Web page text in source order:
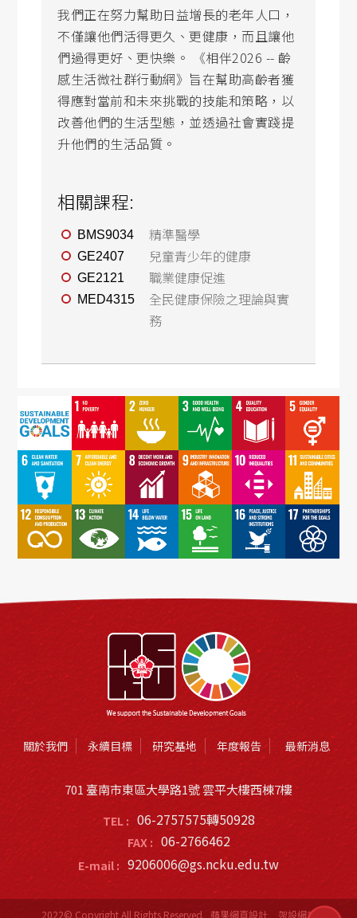
我們正在努力幫助日益增長的老年人口，
不僅讓他們活得更久、更健康，而且讓他
們過得更好、更快樂。 《相伴2026 -- 齡
感生活微社群行動網》旨在幫助高齡者獲
得應對當前和未來挑戰的技能和策略，以
改善他們的生活型態，並透過社會實踐提
升他們的生活品質。
相關課程:
BMS9034 精準醫學
GE2407 兒童青少年的健康
GE2121 職業健康促進
MED4315
全民健康保險之理論與實
務
關於我們 永續目標 研究基地 年度報告 最新消息
701 臺南市東區大學路1號 雲平大樓西棟7樓
TEL : 06-2757575轉50928
FAX : 06-2766462
E-mail : 9206006@gs.ncku.edu.tw
2022© Copyright All Rights Reserved 蘋果網頁設計 架設網站